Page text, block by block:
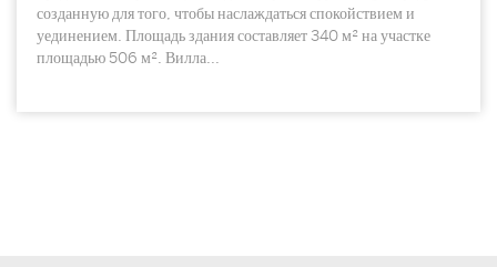
созданную для того, чтобы наслаждаться спокойствием и
уединением. Площадь здания составляет 340 м² на участке
площадью 506 м². Вилла...